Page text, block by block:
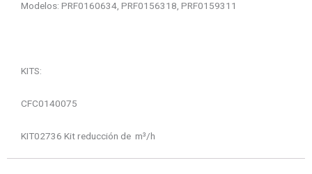
Modelos: PRF0160634, PRF0156318, PRF0159311
KITS:
CFC0140075
KIT02736 Kit reducción de m³/h